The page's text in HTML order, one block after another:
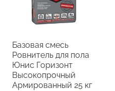
Базовая смесь
Ровнитель для пола
Юнис Горизонт
Высокопрочный
Армированный 25 кг